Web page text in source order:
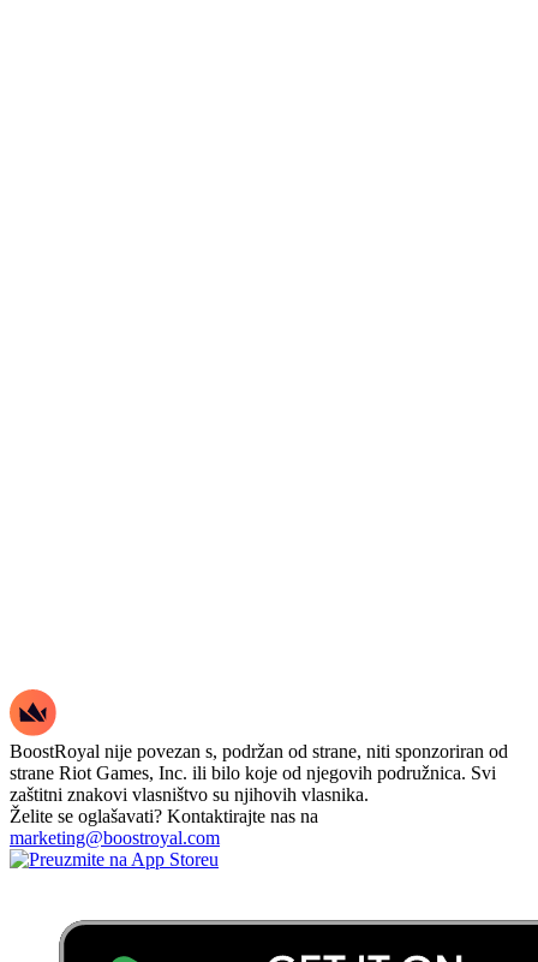
BoostRoyal nije povezan s, podržan od strane, niti sponzoriran od
strane Riot Games, Inc. ili bilo koje od njegovih podružnica. Svi
zaštitni znakovi vlasništvo su njihovih vlasnika.
Želite se oglašavati? Kontaktirajte nas na
marketing@boostroyal.com